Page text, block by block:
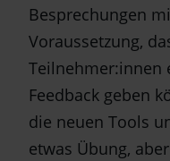
Besprechungen
Voraussetzung,
Teilnehmer:innen
Feedback geben
die neuen Tools
etwas Übung,